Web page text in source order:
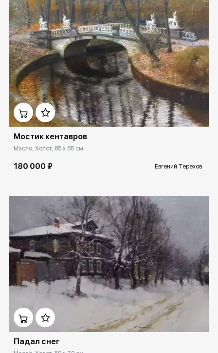
Домен: spb.rakovgallery.ru
Мостик кентавров
Масло, Холст, 85 x 85 см
180 000 ₽ Евгений Терехов
spb.rakovgallery.ru
Падал снег